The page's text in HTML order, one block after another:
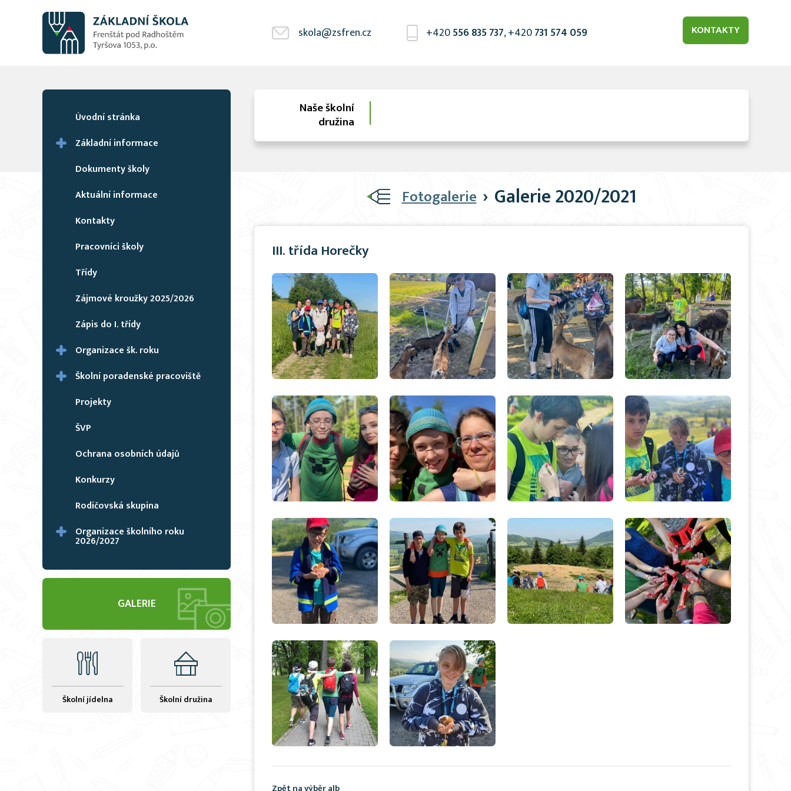
skola@zsfren.cz +420556 835 737, +420731 574 059 KONTAKTY
Naše školní
družina
Fotogalerie › Galerie 2020/2021
III. třída Horečky
Úvodní stránka
Základní informace
Dokumenty školy
Aktuální informace
Kontakty
Pracovníci školy
Třídy
Zájmové kroužky 2025/2026
Zápis do I. třídy
Organizace šk. roku
Školní poradenské pracoviště
Projekty
ŠVP
Ochrana osobních údajů
Konkurzy
Rodičovská skupina
Organizace školního roku
2026/2027
GALERIE
Školní jídelna Školní družina